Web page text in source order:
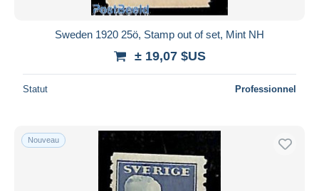
Sweden 1920 25ö, Stamp out of set, Mint NH
± 19,07 $US
Statut Professionnel
Nouveau